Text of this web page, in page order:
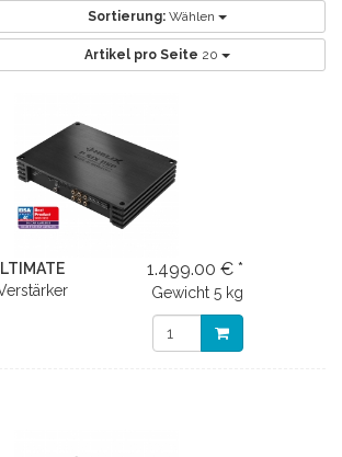
Sortierung: Wählen
Artikel pro Seite 20
1.499.00 € *
Gewicht 5 kg